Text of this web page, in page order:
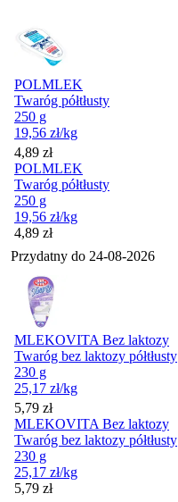
POLMLEK
Twaróg półtłusty
250 g
19,56 zł/kg
Cena
4,89 zł
POLMLEK
Twaróg półtłusty
250 g
19,56 zł/kg
Cena
4,89 zł
Przydatny do 24-08-2026
MLEKOVITA Bez laktozy
Twaróg bez laktozy półtłusty
230 g
25,17 zł/kg
Cena
5,79 zł
MLEKOVITA Bez laktozy
Twaróg bez laktozy półtłusty
230 g
25,17 zł/kg
Cena
5,79 zł